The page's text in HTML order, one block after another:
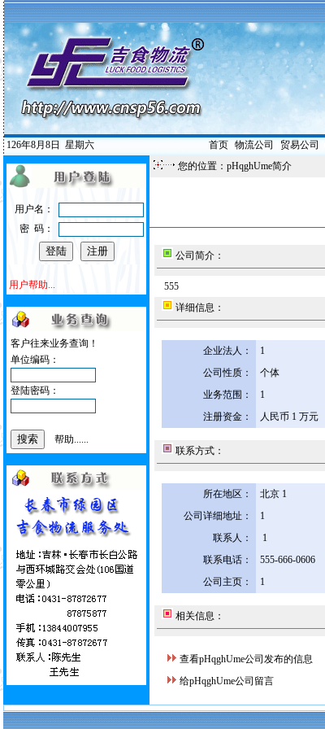
126年8月8日 星期六 首页| 物流公司 贸易公司
用户名：
密 码：
用户帮助...
客户往来业务查询！
单位编码：
登陆密码：
帮助......
您的位置：pHqghUme简介
公司简介：
555
详细信息：
企业法人：
1
公司性质：
个体
业务范围：
1
注册资金：
人民币 1 万元
联系方式：
所在地区： 北京 1
公司详细地址：
1
联系人：
1
联系电话：
555-666-0606
公司主页：
1
相关信息：
查看pHqghUme公司发布的信息
给pHqghUme公司留言